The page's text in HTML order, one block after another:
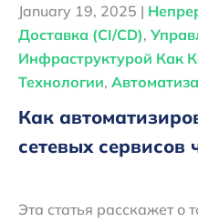
January 19, 2025 |
Доставка (CI/CD),
Инфраструктурой Как
Технологии,
Как
сетевых сервисов
Эта статья расскажет о